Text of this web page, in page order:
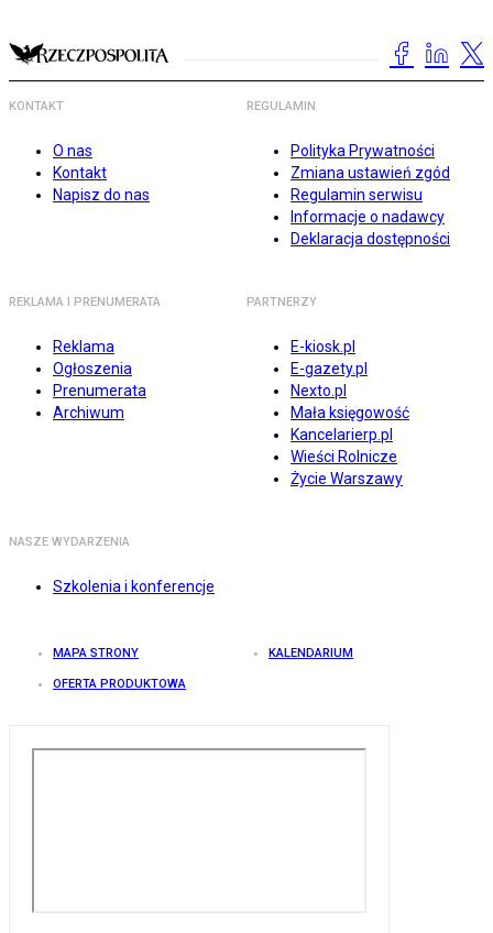
KONTAKT
O nas
Kontakt
Napisz do nas
REGULAMIN
Polityka Prywatności
Zmiana ustawień zgód
Regulamin serwisu
Informacje o nadawcy
Deklaracja dostępności
REKLAMA I PRENUMERATA
Reklama
Ogłoszenia
Prenumerata
Archiwum
PARTNERZY
E-kiosk.pl
E-gazety.pl
Nexto.pl
Mała księgowość
Kancelarierp.pl
Wieści Rolnicze
Życie Warszawy
NASZE WYDARZENIA
Szkolenia i konferencje
MAPA STRONY KALENDARIUM
OFERTA PRODUKTOWA